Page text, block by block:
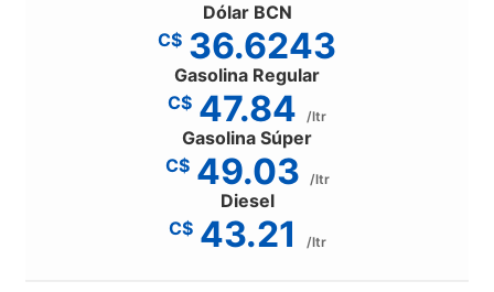
Dólar BCN
C$ 36.6243
Gasolina Regular
C$ 47.84 /ltr
Gasolina Súper
C$ 49.03 /ltr
Diesel
C$ 43.21 /ltr